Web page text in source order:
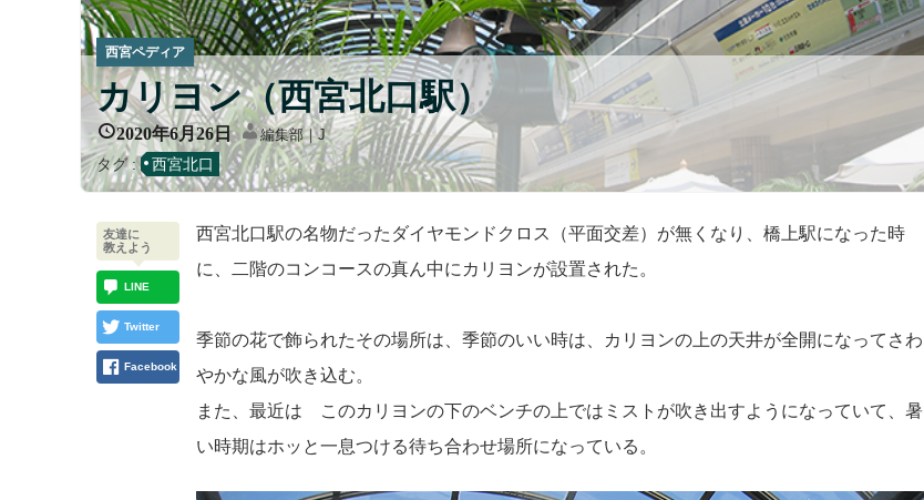
西宮ペディア
カリヨン（西宮北口駅）
2020年6月26日 編集部｜J
タグ : 西宮北口
西宮北口駅の名物だったダイヤモンドクロス（平面交差）が無くなり、橋上駅になった時
に、二階のコンコースの真ん中にカリヨンが設置された。
季節の花で飾られたその場所は、季節のいい時は、カリヨンの上の天井が全開になってさわ
やかな風が吹き込む。
また、最近は このカリヨンの下のベンチの上ではミストが吹き出すようになっていて、暑
い時期はホッと一息つける待ち合わせ場所になっている。
友達に
教えよう
LINE
Twitter
Facebook